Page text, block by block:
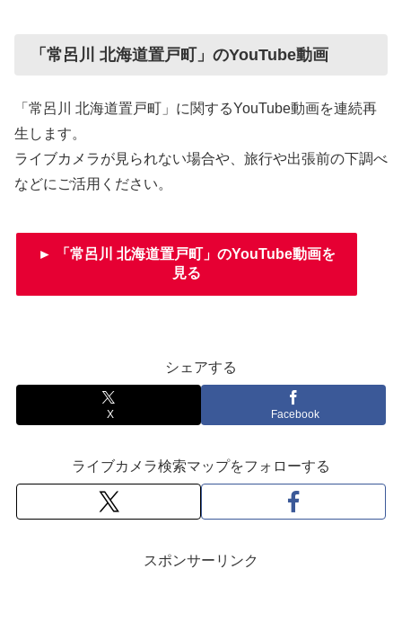
「常呂川 北海道置戸町」のYouTube動画
「常呂川 北海道置戸町」に関するYouTube動画を連続再
生します。
ライブカメラが見られない場合や、旅行や出張前の下調べ
などにご活用ください。
► 「常呂川 北海道置戸町」のYouTube動画を
見る
シェアする
X Facebook
ライブカメラ検索マップをフォローする
スポンサーリンク